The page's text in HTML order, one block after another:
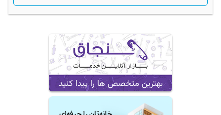
بهترین متخصص ها را پیدا کنید